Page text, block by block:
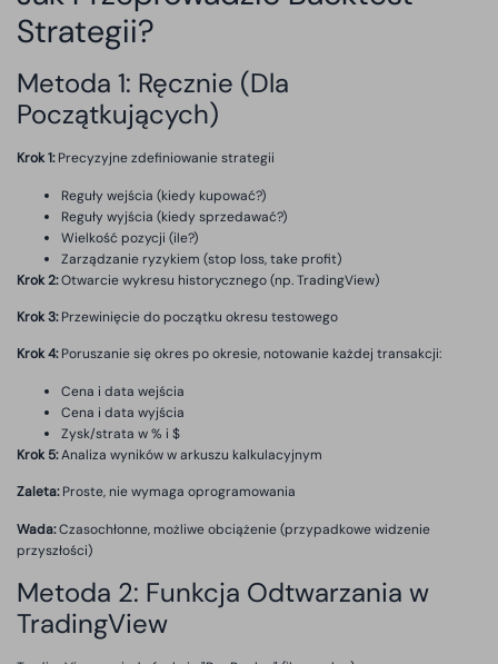
Strategii?
Metoda 1: Ręcznie (Dla
Początkujących)
Krok 1:Precyzyjne zdefiniowanie strategii
Reguły wejścia (kiedy kupować?)
Reguły wyjścia (kiedy sprzedawać?)
Wielkość pozycji (ile?)
Zarządzanie ryzykiem (stop loss, take profit)
Krok 2:Otwarcie wykresu historycznego (np. TradingView)
Krok 3:Przewinięcie do początku okresu testowego
Krok 4:Poruszanie się okres po okresie, notowanie każdej transakcji:
Cena i data wejścia
Cena i data wyjścia
Zysk/strata w % i $
Krok 5:Analiza wyników w arkuszu kalkulacyjnym
Zaleta:Proste, nie wymaga oprogramowania
Wada:Czasochłonne, możliwe obciążenie (przypadkowe widzenie
przyszłości)
Metoda 2: Funkcja Odtwarzania w
TradingView